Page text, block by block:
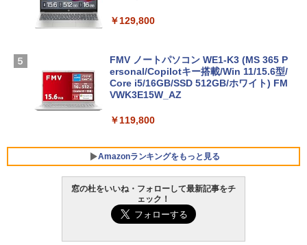
￥129,800
FMV ノートパソコン WE1-K3 (MS 365 P
ersonal/Copilotキー搭載/Win 11/15.6型/
Core i5/16GB/SSD 512GB/ホワイト) FM
VWK3E15W_AZ
￥119,800
Amazonランキングをもっと見る
Xbox プリペイドカード 10,000円 デジタ
ルコード 【旧 Xbox ギフトカード】 [オ
生成AIパスポート公式テキスト 第４版
Amazon Kindle Paperwhite (16GB) 7イ
ンチディスプレイ、色調調節ライト、12
窓の杜をいいね・フォローして最新記事をチ
ェック！